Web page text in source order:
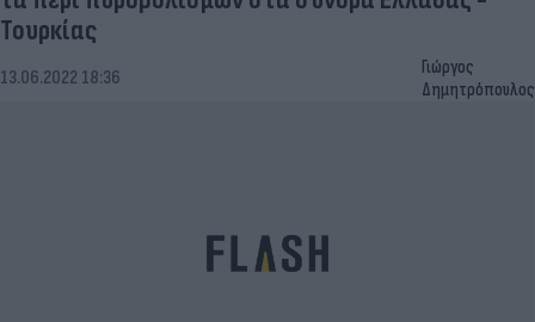
Τουρκίας
13.06.2022 18:36
Γιώργος
Δημητρόπουλος